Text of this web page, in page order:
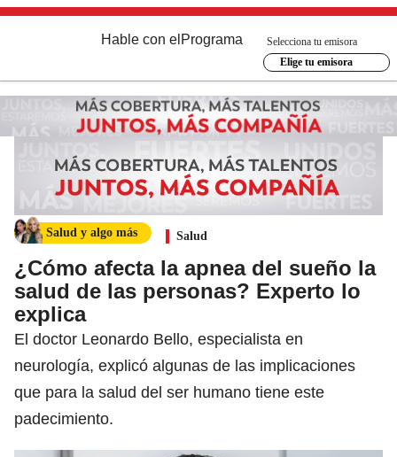
Hable con el Programa
Selecciona tu emisora
Elige tu emisora
Salud y algo más Salud
¿Cómo afecta la apnea del sueño la
salud de las personas? Experto lo
explica
El doctor Leonardo Bello, especialista en
neurología, explicó algunas de las implicaciones
que para la salud del ser humano tiene este
padecimiento.